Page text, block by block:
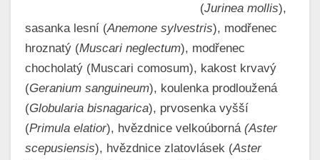
(Jurinea mollis),
sasanka lesní (Anemone sylvestris), modřenec
hroznatý (Muscari neglectum), modřenec
chocholatý (Muscari comosum), kakost krvavý
(Geranium sanguineum), koulenka prodloužená
(Globularia bisnagarica), prvosenka vyšší
(Primula elatior), hvězdnice velkoúborná (Aster
scepusiensis), hvězdnice zlatovlásek (Aster